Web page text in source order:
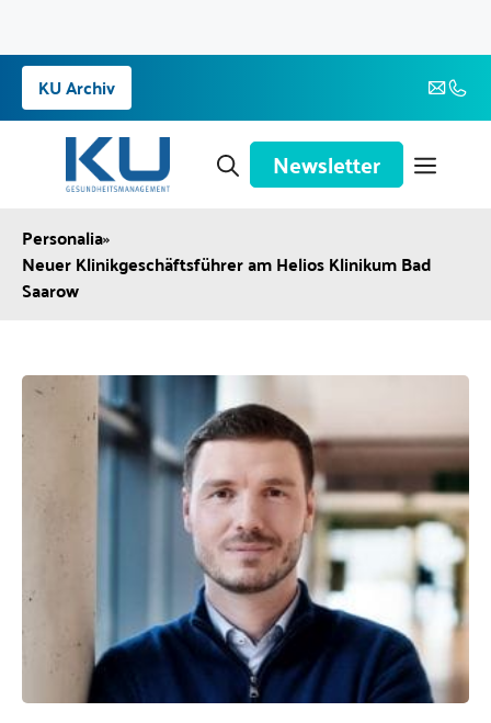
Zum
Inhalt
springen
KU Archiv
Newsletter
Personalia»
Neuer Klinikgeschäftsführer am Helios Klinikum Bad
Saarow